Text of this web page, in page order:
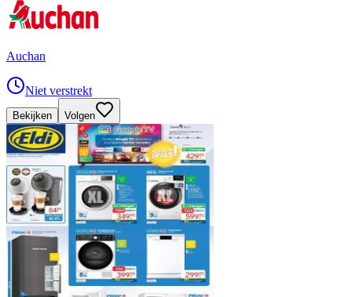
Auchan
Niet verstrekt
Bekijken Volgen